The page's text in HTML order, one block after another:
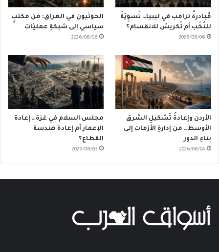
مُبادرةُ ترامب في ليبيا… تَسوِيَةٌ
للنُخَب أم تَكريسٌ للانقسام؟
2026/08/06
الحوثيون في العراق: من مكتبٍ
سياسي إلى شبكةِ عمليّات
2026/08/06
الأردن وإعادةُ تَشكيلِ الشرق
الأوسط… من إدارةِ الأزمات إلى
بناءِ الدور
2026/08/04
مجلس السلام في غزة… إعادة
الإعمار أم إعادة هندسة
القطاع؟
2026/08/03